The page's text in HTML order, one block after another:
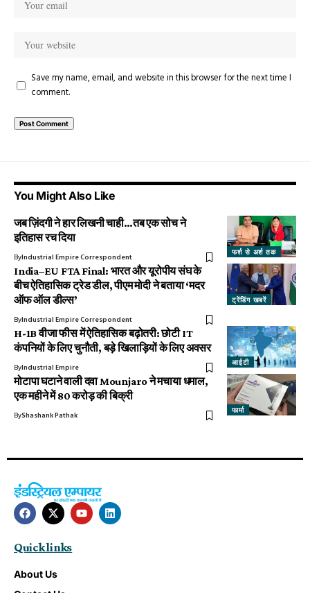
Save my name, email, and website in this browser for the next time I
comment.
You Might Also Like
फर्श से अर्श तक
जब ज़िंदगी ने हार लिखनी चाही…तब एक सोच ने
इतिहास रच दिया
ByIndustrial Empire Correspondent
ट्रेंडिंग खबरें
India–EU FTA Final: भारत और यूरोपीय संघ के
बीच ऐतिहासिक ट्रेड डील, पीएम मोदी ने बताया ‘मदर
ऑफ ऑल डील्स’
ByIndustrial Empire Correspondent
आईटी
H-1B वीजा फीस में ऐतिहासिक बढ़ोतरी: छोटी IT
कंपनियों के लिए चुनौती, बड़े खिलाड़ियों के लिए अवसर
ByIndustrial Empire
फार्मा
मोटापा घटाने वाली दवा Mounjaro ने मचाया धमाल,
एक महीने में ₹80 करोड़ की बिक्री
ByShashank Pathak
Quick links
About Us